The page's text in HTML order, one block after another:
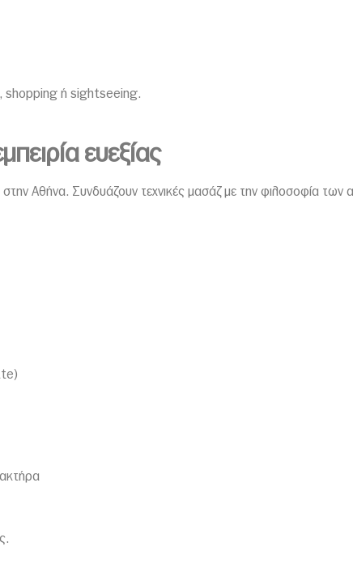
shopping ή sightseeing.
ευεξίας
στην Αθήνα. Συνδυάζουν τεχνικές μασάζ με την φιλοσοφία των